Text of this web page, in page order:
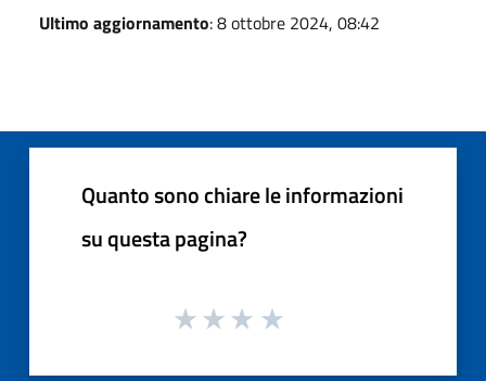
Ultimo aggiornamento: 8 ottobre 2024, 08:42
Quanto sono chiare le informazioni
su questa pagina?